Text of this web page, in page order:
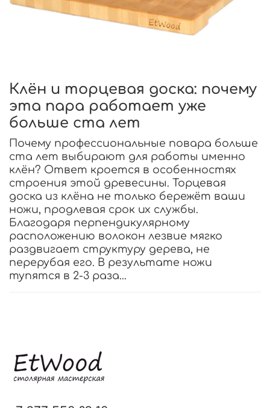
Клён и торцевая доска: почему
эта пара работает уже
больше ста лет
Почему профессиональные повара больше
ста лет выбирают для работы именно
клён? Ответ кроется в особенностях
строения этой древесины. Торцевая
доска из клёна не только бережёт ваши
ножи, продлевая срок их службы.
Благодаря перпендикулярному
расположению волокон лезвие мягко
раздвигает структуру дерева, не
перерубая его. В результате ножи
тупятся в 2-3 раза...